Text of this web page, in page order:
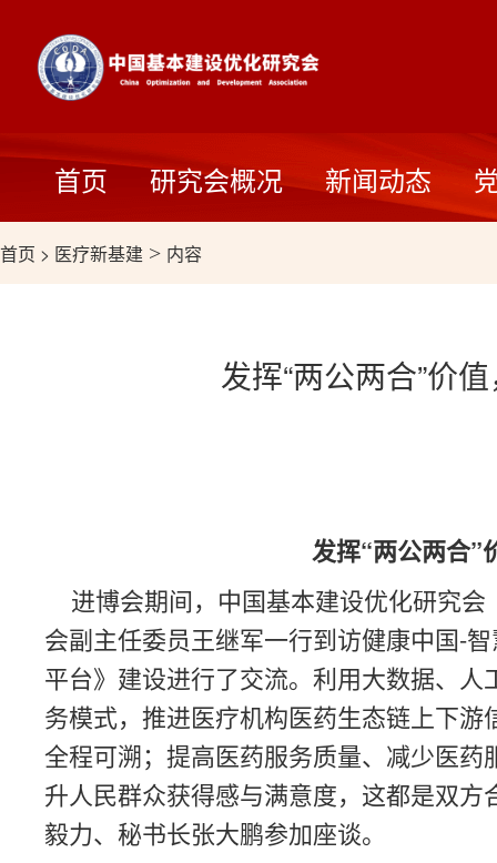
首页 研究会概况 新闻动态
首页 > 医疗新基建 > 内容
发挥“两公两合”价
发挥“两公两合”
进博会期间，中国基本建设优化研究会
会副主任委员王继军一行到访健康中国-
平台》建设进行了交流。利用大数据、
务模式，推进医疗机构医药生态链上下
全程可溯；提高医药服务质量、减少医
升人民群众获得感与满意度，这都是双
毅力、秘书长张大鹏参加座谈。